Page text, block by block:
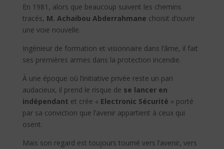
En 1981, alors que beaucoup suivent les chemins
tracés, M. Achaibou Abderrahmane choisit d’ouvrir
une voie nouvelle.
Ingénieur de formation et visionnaire dans l’âme, il fait
ses premières armes dans la protection incendie.
À une époque où l’initiative privée reste un pari
audacieux, il prend le risque de se lancer en
indépendant et crée « Electronic Sécurité » porté
par sa conviction que l’avenir appartient à ceux qui
osent.
Mais son regard est toujours tourné vers l’avenir, vers